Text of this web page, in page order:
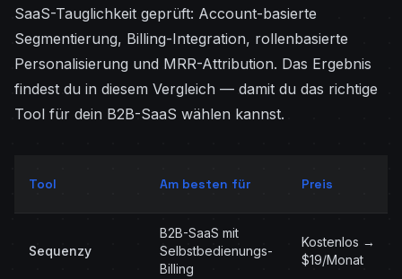
SaaS-Tauglichkeit geprüft: Account-basierte
Segmentierung, Billing-Integration, rollenbasierte
Personalisierung und MRR-Attribution. Das Ergebnis
findest du in diesem Vergleich — damit du das richtige
Tool für dein B2B-SaaS wählen kannst.
Tool Am besten für Preis
Sequenzy
B2B-SaaS mit
Selbstbedienungs-
Billing
Kostenlos →
$19/Monat